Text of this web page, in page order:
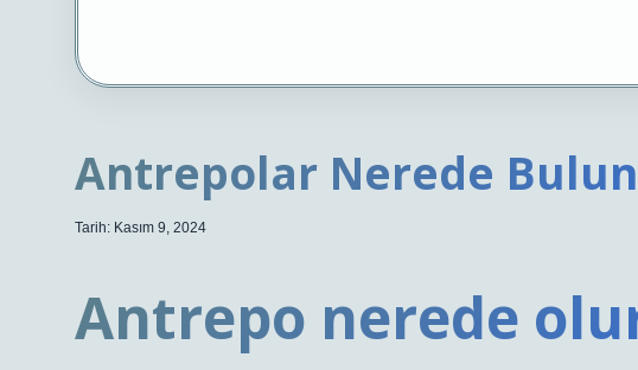
Antrepolar Nerede
Tarih: Kasım 9, 2024
Antrepo nerede